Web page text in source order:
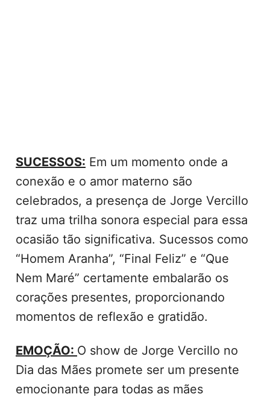
SUCESSOS: Em um momento onde a
conexão e o amor materno são
celebrados, a presença de Jorge Vercillo
traz uma trilha sonora especial para essa
ocasião tão significativa. Sucessos como
“Homem Aranha”, “Final Feliz” e “Que
Nem Maré” certamente embalarão os
corações presentes, proporcionando
momentos de reflexão e gratidão.
EMOÇÃO: O show de Jorge Vercillo no
Dia das Mães promete ser um presente
emocionante para todas as mães